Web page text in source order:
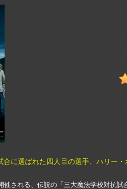
合に選ばれた四人目の選手、ハリー
催される、伝説の「三大魔法学校対抗